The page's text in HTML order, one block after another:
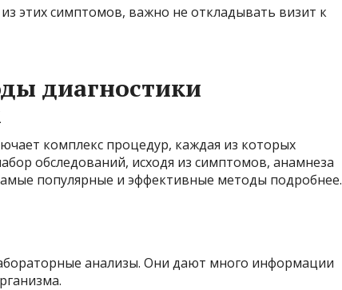
этих симптомов, важно не откладывать визит к
диагностики
комплекс процедур, каждая из которых
обследований, исходя из симптомов, анамнеза
популярные и эффективные методы подробнее.
анализы. Они дают много информации